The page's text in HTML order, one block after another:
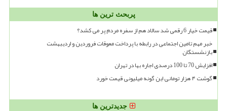
پربحث ترین ها
قیمت خیار 6 رقمی شد سالاد هم از سفره مردم پر می کشد؟
خبر مهم تامین اجتماعی در رابطه با پرداخت معوقات فروردین و اردیبهشت
بازنشستگان
افزایش 70 تا 100 درصدی اجاره بها در تهران
گوشت ۴ هزار تومانی این گونه میلیونی قیمت خورد
جدیدترین ها